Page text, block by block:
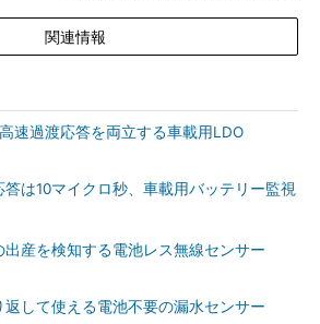
関連情報
速過渡応答を両立する車載用LDO
答は10マイクロ秒、車載用バッテリー監視
出産を検知する電池レス無線センサー
返して使える電池不要の漏水センサー